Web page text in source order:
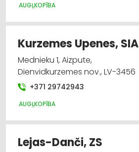
AUGĻKOPĪBA
Kurzemes Upenes, SIA
Mednieku 1, Aizpute,
Dienvidkurzemes nov., LV-3456
+371 29742943
AUGĻKOPĪBA
Lejas-Danči, ZS